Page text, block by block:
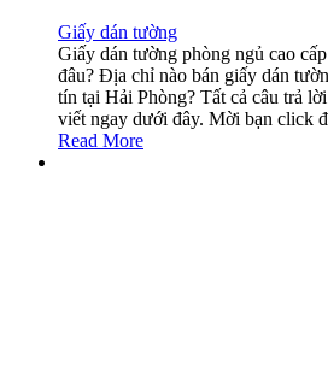
Giấy dán tường
Giấy dán tường phòng ngủ cao
đâu? Địa chỉ nào bán giấy dán
tín tại Hải Phòng? Tất cả câu trả
viết ngay dưới đây. Mời bạn click
Read More